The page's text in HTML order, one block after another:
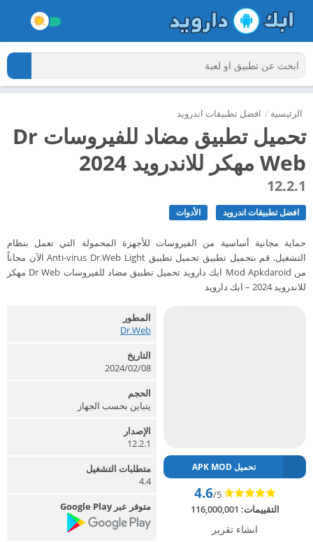
الرئيسية / افضل تطبيقات اندرويد
تحميل تطبيق مضاد للفيروسات Dr
Web مهكر للاندرويد 2024
12.2.1
افضل تطبيقات اندرويد الأدوات
حماية مجانية أساسية من الفيروسات للأجهزة المحمولة التي تعمل بنظام
التشغيل. قم بتحميل تطبيق تحميل تطبيق Anti-virus Dr.Web Light الآن مجاناً
من Mod Apkdaroid ابك دارويد تحميل تطبيق مضاد للفيروسات Dr Web مهكر
للاندرويد 2024 – ابك دارويد
تحميل APK MOD
4.6/5
التقييمات: 116,000,001
انشاء تقرير
المطور
Dr.Web‏
التاريخ
2024/02/08
الحجم
يتباين بحسب الجهاز
الإصدار
12.2.1
متطلبات التشغيل
4.4
متوفر عبر Google Play